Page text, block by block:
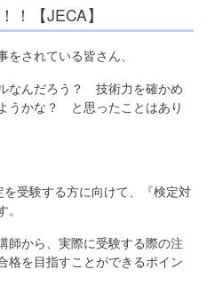
！【JECA】
されている皆さん、
なんだろう？ 技術力を確かめ
うかな？ と思ったことはあり
受験する方に向けて、『検定対
師から、実際に受験する際の注
格を目指すことができるポイン